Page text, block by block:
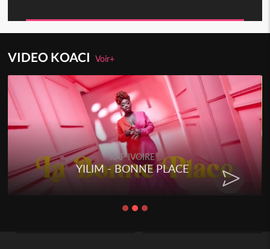
VIDEO KOACIVoir+
RAP IVOIRE
YILIM - BONNE PLACE